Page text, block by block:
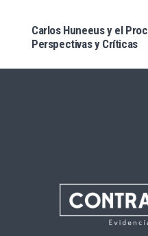
Carlos Huneeus y el
Perspectivas y Críticas